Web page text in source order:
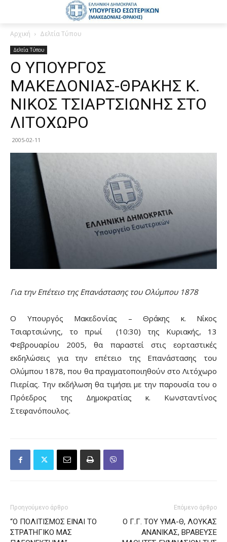
Αρχική Δελτία Τύπου
Δελτία Τύπου
O ΥΠΟΥΡΓΟΣ
ΜΑΚΕΔΟΝΙΑΣ-ΘΡΑΚΗΣ Κ.
ΝΙΚΟΣ ΤΣΙΑΡΤΣΙΩΝΗΣ ΣΤΟ
ΛΙΤΟΧΩΡΟ
2005-02-11
Για την Επέτειο της Επανάστασης του Ολύμπου 1878
Ο Υπουργός Μακεδονίας – Θράκης κ. Νίκος
Τσιαρτσιώνης, το πρωί (10:30) της Κυριακής, 13
Φεβρουαρίου 2005, θα παραστεί στις εορταστικές
εκδηλώσεις για την επέτειο της Επανάστασης του
Ολύμπου 1878, που θα πραγματοποιηθούν στο Λιτόχωρο
Πιερίας. Την εκδήλωση θα τιμήσει με την παρουσία του ο
Πρόεδρος της Δημοκρατίας κ. Κωνσταντίνος
Στεφανόπουλος.
Προηγούμενο άρθρο
“Ο ΠΟΛΙΤΙΣΜΟΣ ΕΙΝΑΙ ΤΟ
ΣΤΡΑΤΗΓΙΚΟ ΜΑΣ
Επόμενο άρθρο
Ο Γ.Γ. TΟΥ ΥΜΑ-Θ, ΛΟΥΚΑΣ
ΑΝΑΝΙΚΑΣ, ΒΡΑΒΕΥΣΕ